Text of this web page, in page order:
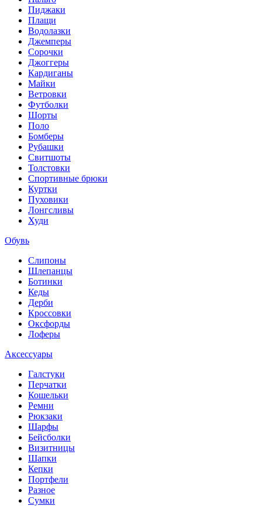
Пиджаки
Плащи
Водолазки
Джемперы
Сорочки
Джоггеры
Кардиганы
Майки
Ветровки
Футболки
Шорты
Поло
Бомберы
Рубашки
Свитшоты
Толстовки
Спортивные брюки
Куртки
Пуховики
Лонгсливы
Худи
Обувь
Слипоны
Шлепанцы
Ботинки
Кеды
Дерби
Кроссовки
Оксфорды
Лоферы
Аксессуары
Галстуки
Перчатки
Кошельки
Ремни
Рюкзаки
Шарфы
Бейсболки
Визитницы
Шапки
Кепки
Портфели
Разное
Сумки